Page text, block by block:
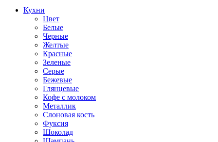
Кухни
Цвет
Белые
Черные
Желтые
Красные
Зеленые
Серые
Бежевые
Глянцевые
Кофе с молоком
Металлик
Слоновая кость
Фуксия
Шоколад